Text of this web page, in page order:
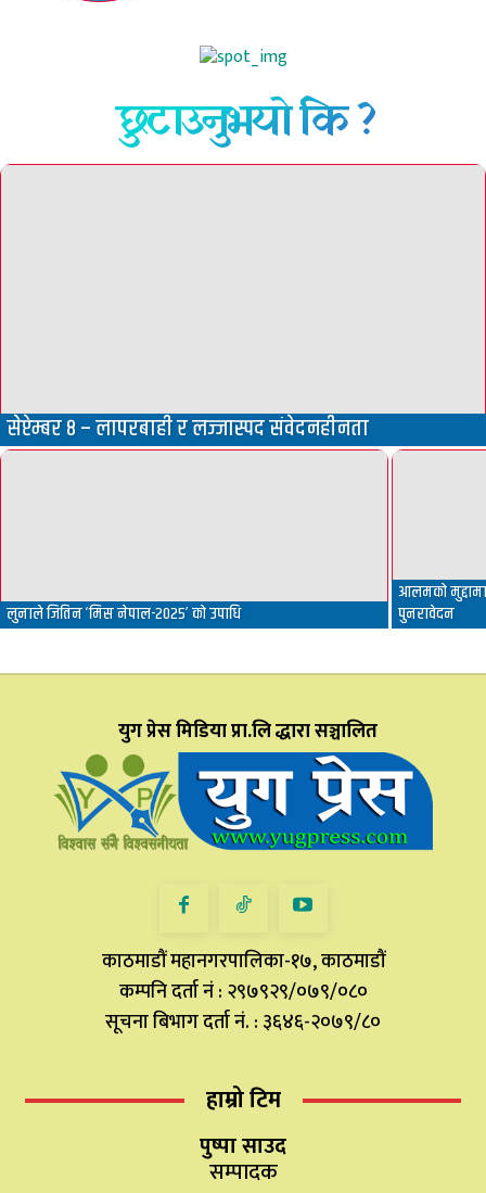
छुटाउनुभयो कि ?
सेप्टेम्बर ८ – लापरबाही र लज्जास्पद संवेदनहीनता
लुनाले जितिन ‘मिस नेपाल-२०२५’ को उपाधि
आलमको
पुनरावेदन
युग प्रेस मिडिया प्रा.लि द्धारा सञ्चालित
काठमाडौं महानगरपालिका-१७, काठमाडौं
कम्पनि दर्ता नं : २९७९२९/०७९/०८०
सूचना बिभाग दर्ता नं. : ३६४६-२०७९/८०
हाम्रो टिम
पुष्पा साउद
सम्पादक